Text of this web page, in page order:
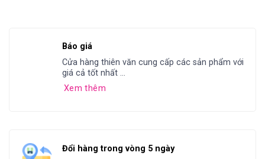
Báo giá
Cửa hàng thiên văn cung cấp các sản phẩm với
giá cả tốt nhất ...
Xem thêm
Đổi hàng trong vòng 5 ngày